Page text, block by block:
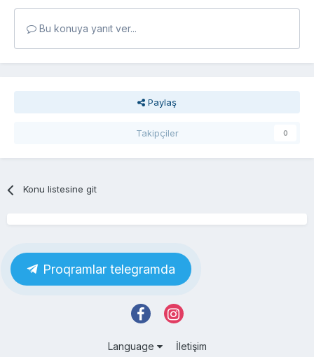
Bu konuya yanıt ver...
Paylaş
Takipçiler 0
Konu listesine git
Proqramlar telegramda
Language İletişim